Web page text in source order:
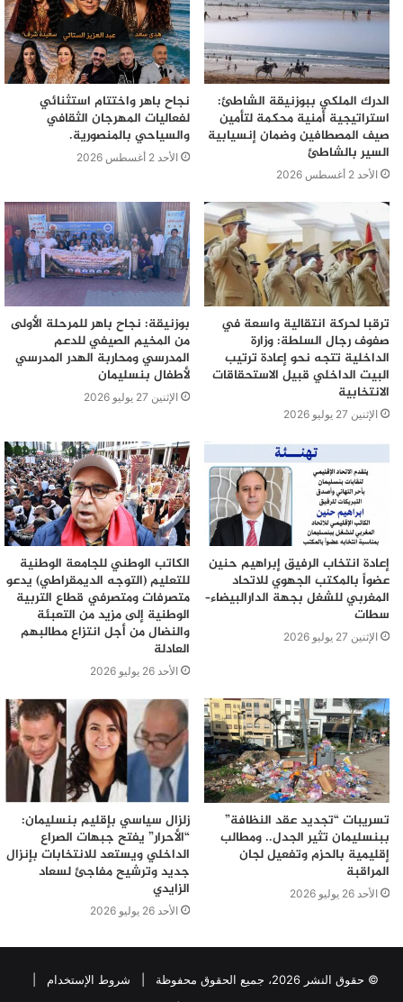
الدرك الملكي ببوزنيقة الشاطئ:
استراتيجية أمنية محكمة لتأمين
صيف المصطافين وضمان إنسيابية
السير بالشاطئ
الأحد 2 أغسطس 2026
نجاح باهر واختتام استثنائي
لفعاليات المهرجان الثقافي
والسياحي بالمنصورية.
الأحد 2 أغسطس 2026
ترقبا لحركة انتقالية واسعة في
صفوف رجال السلطة: وزارة
الداخلية تتجه نحو إعادة ترتيب
البيت الداخلي قبيل الاستحقاقات
الانتخابية
الإثنين 27 يوليو 2026
بوزنيقة: نجاح باهر للمرحلة الأولى
من المخيم الصيفي للدعم
المدرسي ومحاربة الهدر المدرسي
لأطفال بنسليمان
الإثنين 27 يوليو 2026
إعادة انتخاب الرفيق إبراهيم حنين
عضواً بالمكتب الجهوي للاتحاد
المغربي للشغل بجهة الدارالبيضاء–
سطات
الإثنين 27 يوليو 2026
الكاتب الوطني للجامعة الوطنية
للتعليم (التوجه الديمقراطي) يدعو
متصرفات ومتصرفي قطاع التربية
الوطنية إلى مزيد من التعبئة
والنضال من أجل انتزاع مطالبهم
العادلة
الأحد 26 يوليو 2026
تسريبات “تجديد عقد النظافة”
ببنسليمان تثير الجدل.. ومطالب
إقليمية بالحزم وتفعيل لجان
المراقبة
الأحد 26 يوليو 2026
زلزال سياسي بإقليم بنسليمان:
“الأحرار” يفتح جبهات الصراع
الداخلي ويستعد للانتخابات بإنزال
جديد وترشيح مفاجئ لسعاد
الزايدي
الأحد 26 يوليو 2026
© حقوق النشر 2026، جميع الحقوق محفوظة | شروط الإستخدام